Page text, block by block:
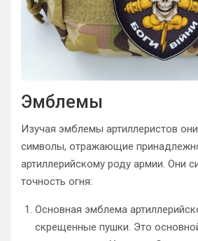
Эмблемы
Изучая эмблемы артиллеристов
символы, отражающие
артиллерийскому роду армии. Они
точность огня:
Основная эмблема
скрещенные пушки. Это